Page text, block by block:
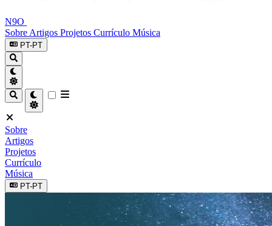
N9O
Sobre Artigos Projetos Currículo Música
PT-PT
Sobre
Artigos
Projetos
Currículo
Música
PT-PT